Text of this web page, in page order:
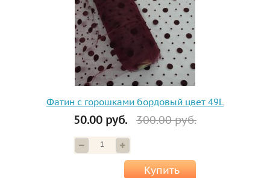
Фатин с горошками бордовый цвет 49L
50.00 руб. 300.00 руб.
Купить